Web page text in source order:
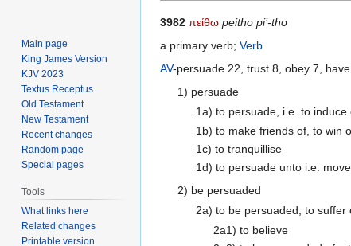
Jump
Jump
3982 πείθω peitho pi’-tho
a primary verb; Verb
AV-persuade 22, trust 8, obey 7,
1) persuade
1a) to persuade, i.e. to
1b) to make friends of, to win
1c) to tranquillise
1d) to persuade unto i.e.
2) be persuaded
2a) to be persuaded, to suffer
2a1) to believe
Main page
King James Version
KJV 2023
Textus Receptus
Old Testament
New Testament
Recent changes
Random page
Special pages
Tools
What links here
Related changes
Printable version